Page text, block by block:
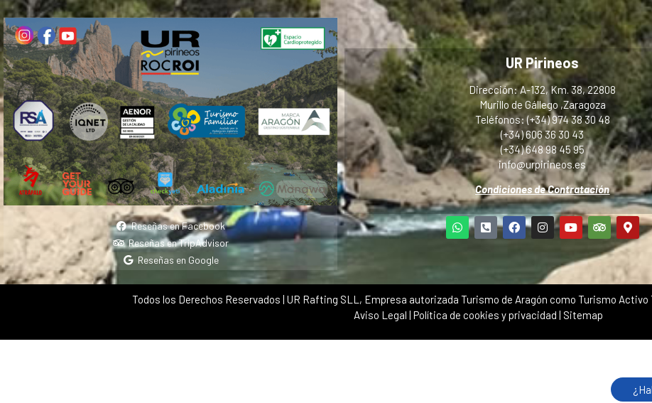
Reseñas en Facebook
Reseñas en TripAdvisor
Reseñas en Google
UR Pirineos
Dirección: A-132, Km. 38, 22808
Murillo de Gállego ,Zaragoza
Teléfonos: (+34) 974 38 30 48
(+34) 606 36 30 43
(+34) 648 98 45 95
info@urpirineos.es
Condiciones de Contratación
Todos los Derechos Reservados | UR Rafting SLL, Empresa autorizada Turismo de Aragón como Turismo Activo
Aviso Legal | Política de cookies y privacidad | Sitemap